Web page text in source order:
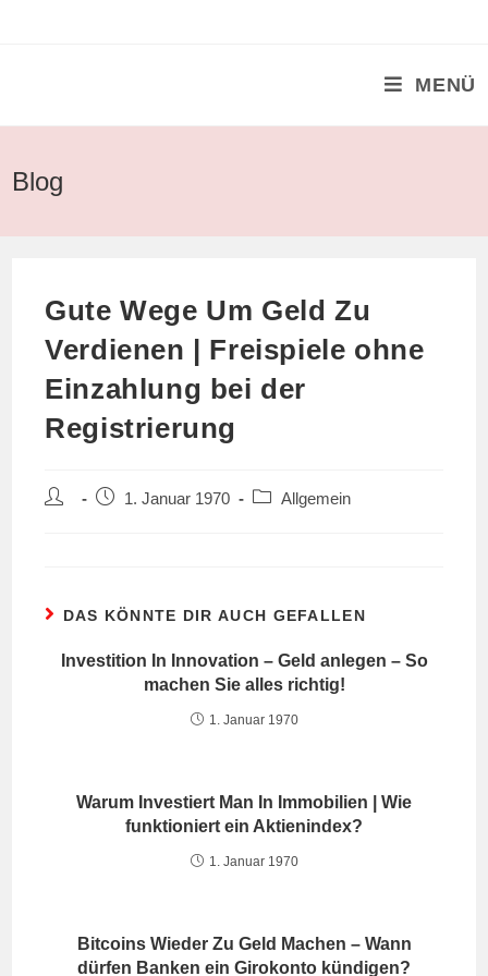
MENÜ
Blog
Gute Wege Um Geld Zu
Verdienen | Freispiele ohne
Einzahlung bei der
Registrierung
Beitrags-Beitrag1. Januar 1970
Beitrags-
Allgemein
DAS KÖNNTE DIR AUCH GEFALLEN
Investition In Innovation – Geld anlegen – So
machen Sie alles richtig!
1. Januar 1970
Warum Investiert Man In Immobilien | Wie
funktioniert ein Aktienindex?
1. Januar 1970
Bitcoins Wieder Zu Geld Machen – Wann
dürfen Banken ein Girokonto kündigen?